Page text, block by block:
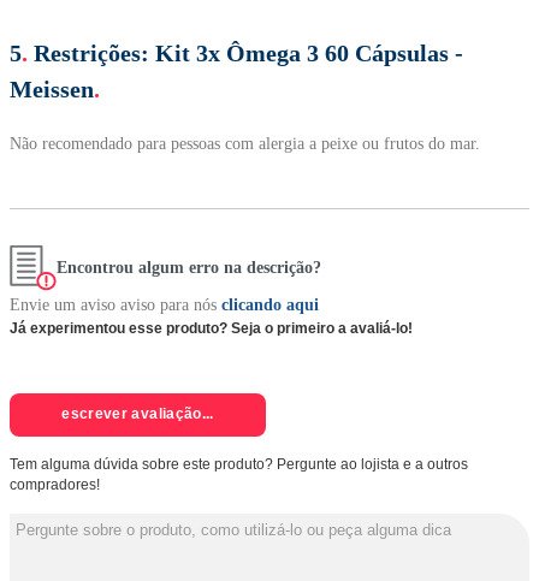
5. Restrições: Kit 3x Ômega 3 60 Cápsulas -
Meissen.
Não recomendado para pessoas com alergia a peixe ou frutos do mar.
Encontrou algum erro na descrição?
Envie um aviso aviso para nós clicando aqui
Já experimentou esse produto? Seja o primeiro a avaliá-lo!
escrever avaliação...
Tem alguma dúvida sobre este produto? Pergunte ao lojista e a outros
compradores!